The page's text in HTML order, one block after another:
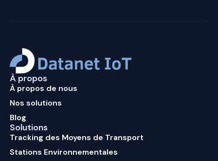
À propos
À propos de nous
Nos solutions
Blog
Solutions
Tracking des Moyens de Transport
Stations Environnementales